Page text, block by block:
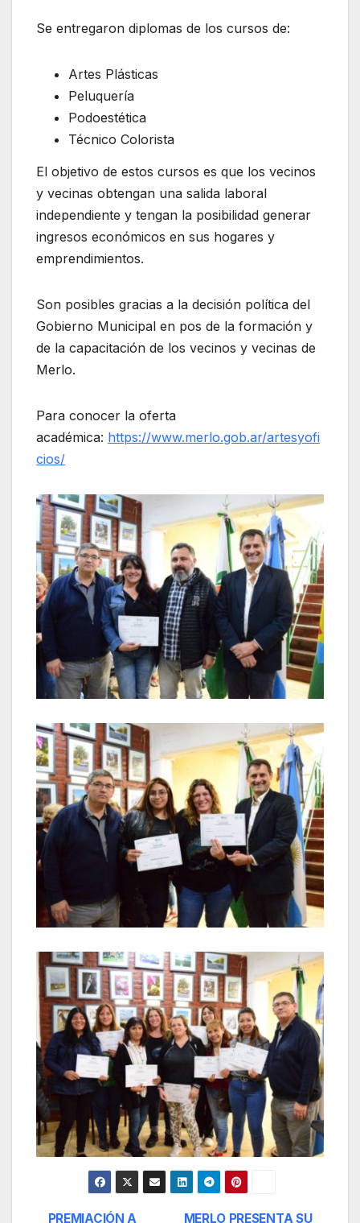
Se entregaron diplomas de los cursos de:
Artes Plásticas
Peluquería
Podoestética
Técnico Colorista
El objetivo de estos cursos es que los vecinos
y vecinas obtengan una salida laboral
independiente y tengan la posibilidad generar
ingresos económicos en sus hogares y
emprendimientos.
Son posibles gracias a la decisión política del
Gobierno Municipal en pos de la formación y
de la capacitación de los vecinos y vecinas de
Merlo.
Para conocer la oferta
académica: https://www.merlo.gob.ar/artesyofi
cios/
MERLO PRESENTA SU
PREMIACIÓN A